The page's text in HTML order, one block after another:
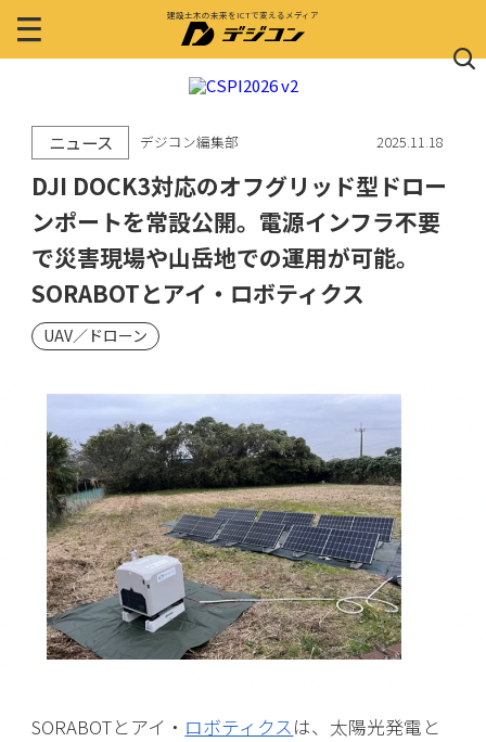
建設土木の未来をICTで変えるメディア
ニュース デジコン編集部 2025.11.18
DJI DOCK3対応のオフグリッド型ドロー
ンポートを常設公開。電源インフラ不要
で災害現場や山岳地での運用が可能。
SORABOTとアイ・ロボティクス
UAV／ドローン
SORABOTとアイ・ ロボティクスは、太陽光発電と